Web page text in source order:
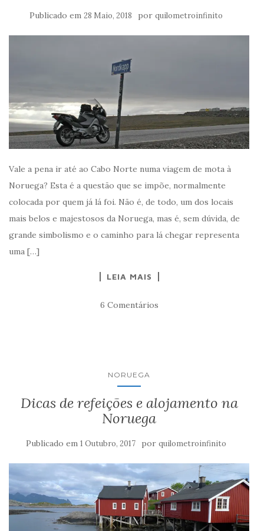
Publicado em 28 Maio, 2018 por quilometroinfinito
Vale a pena ir até ao Cabo Norte numa viagem de mota à
Noruega? Esta é a questão que se impõe, normalmente
colocada por quem já lá foi. Não é, de todo, um dos locais
mais belos e majestosos da Noruega, mas é, sem dúvida, de
grande simbolismo e o caminho para lá chegar representa
uma […]
LEIA MAIS
6 Comentários
NORUEGA
Dicas de refeições e alojamento na
Noruega
Publicado em 1 Outubro, 2017 por quilometroinfinito